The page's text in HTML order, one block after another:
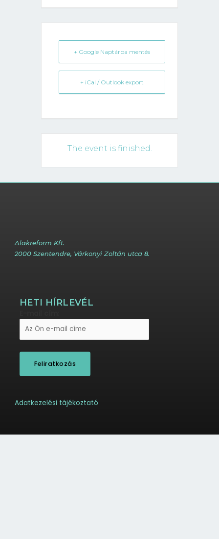
+ Google Naptárba mentés
+ iCal / Outlook export
The event is finished.
Alakreform Kft.
2000 Szentendre, Várkonyi Zoltán utca 8.
HETI HÍRLEVÉL
Adatkezelési tájékoztató